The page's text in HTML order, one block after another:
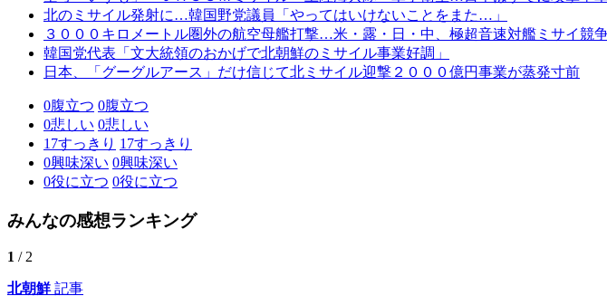
北のミサイル発射に…韓国野党議員「やってはいけないことをまた…」
３０００キロメートル圏外の航空母艦打撃…米・露・日・中、極超音速対艦ミサイ競
韓国党代表「文大統領のおかげで北朝鮮のミサイル事業好調」
日本、「グーグルアース」だけ信じて北ミサイル迎撃２０００億円事業が蒸発寸前
0腹立つ 0腹立つ
0悲しい 0悲しい
17すっきり 17すっきり
0興味深い 0興味深い
0役に立つ 0役に立つ
みんなの感想ランキング
1 / 2
北朝鮮記事